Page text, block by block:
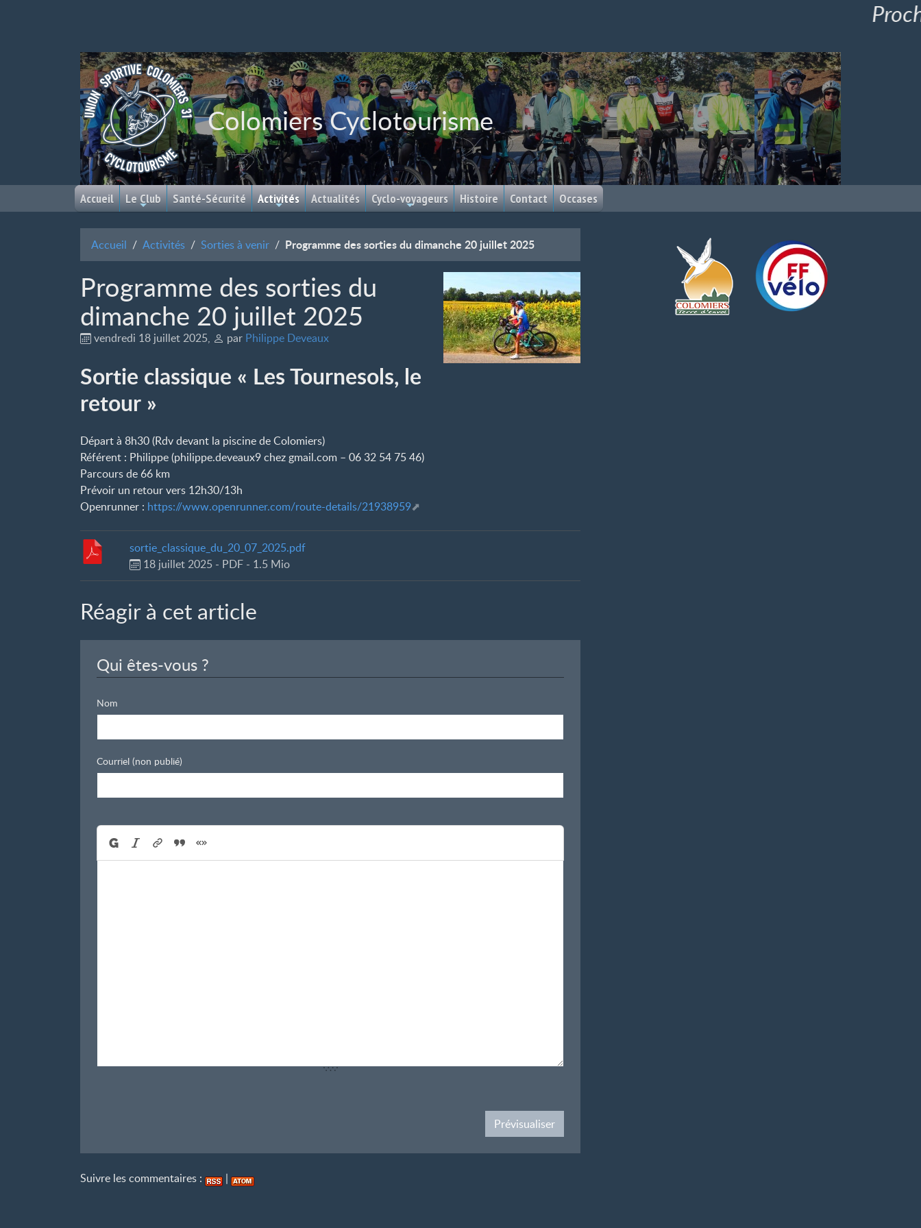
Colomiers Cyclotourisme
Accueil Le Club Santé-Sécurité Activités Actualités Cyclo-voyageurs Histoire Contact Occases
Accueil Activités Sorties à venir Programme des sorties du dimanche 20 juillet 2025
Programme des sorties du
dimanche 20 juillet 2025
vendredi 18 juillet 2025, par Philippe Deveaux
Sortie classique « Les Tournesols, le
retour »
Départ à 8h30 (Rdv devant la piscine de Colomiers)
Référent : Philippe (philippe.deveaux9chezgmail.com – 06 32 54 75 46)
Parcours de 66 km
Prévoir un retour vers 12h30/13h
Openrunner : https://www.openrunner.com/route-details/21938959
sortie_classique_du_20_07_2025.pdf
18 juillet 2025 - PDF - 1.5 Mio
Réagir à cet article
Qui êtes-vous ?
Nom
Courriel (non publié)
Suivre les commentaires : |